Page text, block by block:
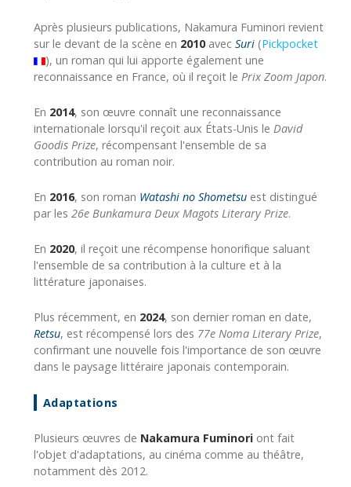
Après plusieurs publications, Nakamura Fuminori revient
sur le devant de la scène en 2010avec Suri (Pickpocket
), un roman qui lui apporte également une
reconnaissance en France, où il reçoit le Prix Zoom Japon.
En 2014, son œuvre connaît une reconnaissance
internationale lorsqu'il reçoit aux États-Unis le David
Goodis Prize, récompensant l'ensemble de sa
contribution au roman noir.
En 2016, son roman Watashi no Shometsu est distingué
par les 26e Bunkamura Deux Magots Literary Prize.
En 2020, il reçoit une récompense honorifique saluant
l'ensemble de sa contribution à la culture et à la
littérature japonaises.
Plus récemment, en 2024, son dernier roman en date,
Retsu, est récompensé lors des 77e Noma Literary Prize,
confirmant une nouvelle fois l'importance de son œuvre
dans le paysage littéraire japonais contemporain.
Adaptations
Plusieurs œuvres de Nakamura Fuminori ont fait
l'objet d'adaptations, au cinéma comme au théâtre,
notamment dès 2012.